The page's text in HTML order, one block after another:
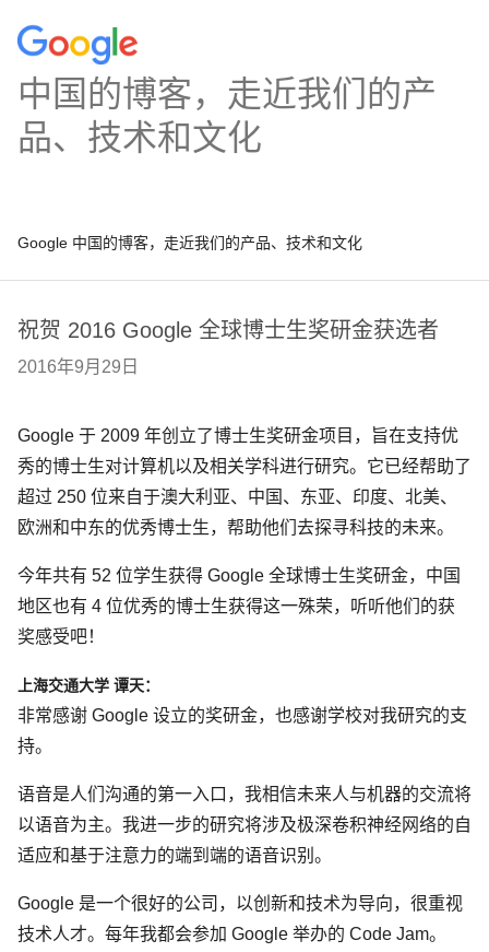
中国的博客，走近我们的产
品、技术和文化
Google 中国的博客，走近我们的产品、技术和文化
祝贺 2016 Google 全球博士生奖研金获选者
2016年9月29日
Google 于 2009 年创立了博士生奖研金项目，旨在支持优
秀的博士生对计算机以及相关学科进行研究。它已经帮助了
超过 250 位来自于澳大利亚、中国、东亚、印度、北美、
欧洲和中东的优秀博士生，帮助他们去探寻科技的未来。
今年共有 52 位学生获得 Google 全球博士生奖研金，中国
地区也有 4 位优秀的博士生获得这一殊荣，听听他们的获
奖感受吧！
上海交通大学 谭天：
非常感谢 Google 设立的奖研金，也感谢学校对我研究的支
持。
语音是人们沟通的第一入口，我相信未来人与机器的交流将
以语音为主。我进一步的研究将涉及极深卷积神经网络的自
适应和基于注意力的端到端的语音识别。
Google 是一个很好的公司，以创新和技术为导向，很重视
技术人才。每年我都会参加 Google 举办的 Code Jam。